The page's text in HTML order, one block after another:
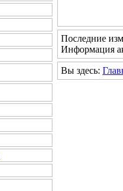
Последние
Информация
Вы здесь: